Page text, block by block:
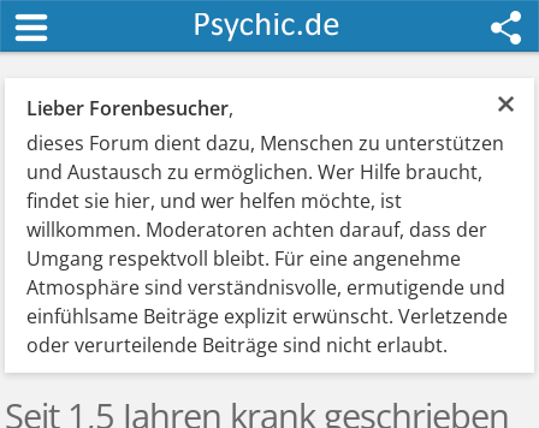
×
Lieber Forenbesucher,
dieses Forum dient dazu, Menschen zu unterstützen
und Austausch zu ermöglichen. Wer Hilfe braucht,
findet sie hier, und wer helfen möchte, ist
willkommen. Moderatoren achten darauf, dass der
Umgang respektvoll bleibt. Für eine angenehme
Atmosphäre sind verständnisvolle, ermutigende und
einfühlsame Beiträge explizit erwünscht. Verletzende
oder verurteilende Beiträge sind nicht erlaubt.
Seit 1,5 Jahren krank geschrieben